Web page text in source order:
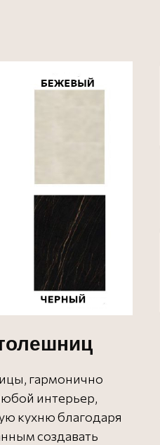
гармонично
интерьер,
кухню благодаря
создавать